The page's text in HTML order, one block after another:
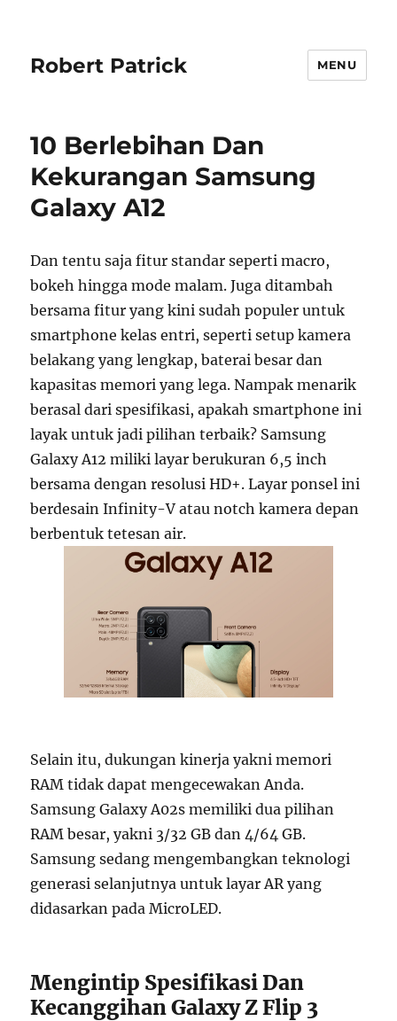
Robert Patrick MENU
10 Berlebihan Dan
Kekurangan Samsung
Galaxy A12
Dan tentu saja fitur standar seperti macro,
bokeh hingga mode malam. Juga ditambah
bersama fitur yang kini sudah populer untuk
smartphone kelas entri, seperti setup kamera
belakang yang lengkap, baterai besar dan
kapasitas memori yang lega. Nampak menarik
berasal dari spesifikasi, apakah smartphone ini
layak untuk jadi pilihan terbaik? Samsung
Galaxy A12 miliki layar berukuran 6,5 inch
bersama dengan resolusi HD+. Layar ponsel ini
berdesain Infinity-V atau notch kamera depan
berbentuk tetesan air.
Selain itu, dukungan kinerja yakni memori
RAM tidak dapat mengecewakan Anda.
Samsung Galaxy A02s memiliki dua pilihan
RAM besar, yakni 3/32 GB dan 4/64 GB.
Samsung sedang mengembangkan teknologi
generasi selanjutnya untuk layar AR yang
didasarkan pada MicroLED.
Mengintip Spesifikasi Dan
Kecanggihan Galaxy Z Flip 3